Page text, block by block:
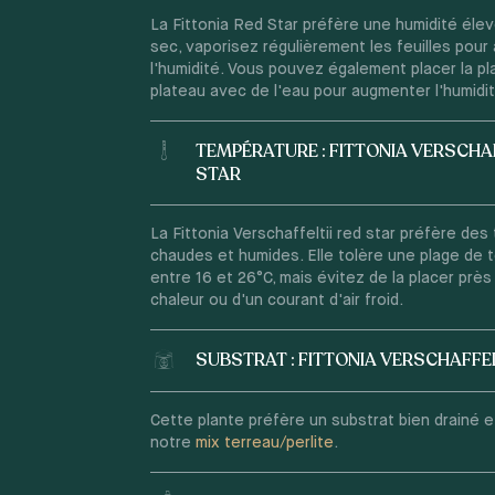
La Fittonia Red Star préfère une humidité
sec, vaporisez régulièrement les feuilles pour
l'humidité. Vous pouvez également placer la
plateau avec de l'eau pour augmenter
TEMPÉRATURE : FITTONIA
STAR
La Fittonia Verschaffeltii red star préfère des
chaudes et humides. Elle tolère une plage de
entre 16 et 26°C, mais évitez de la placer
chaleur ou d'un courant d'air froid.
SUBSTRAT : FITTONIA
Cette plante préfère un substrat bien drainé
notre mix terreau/perlite .